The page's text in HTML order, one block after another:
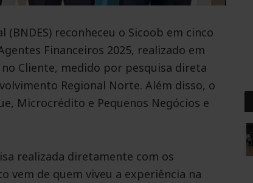
reconheceu o Sicoob em cinco
Financeiros 2025, realizado em
no Cliente, medido por pesquisa direta
Regional Norte. Além disso, o
Microcrédito e Pequenos Negócios e
realizada diretamente com os
vem de quem viveu a experiência na